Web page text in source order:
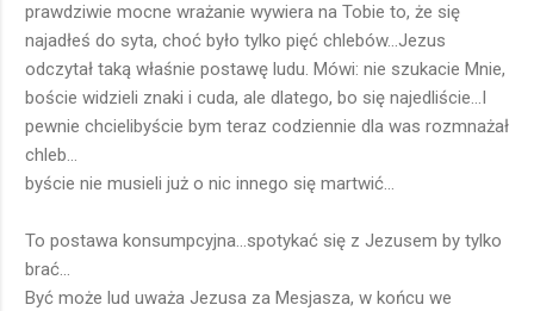
prawdziwie mocne wrażanie wywiera na Tobie to, że się
najadłeś do syta, choć było tylko pięć chlebów...Jezus
odczytał taką właśnie postawę ludu. Mówi: nie szukacie Mnie,
boście widzieli znaki i cuda, ale dlatego, bo się najedliście...I
pewnie chcielibyście bym teraz codziennie dla was rozmnażał
chleb...
byście nie musieli już o nic innego się martwić...
To postawa konsumpcyjna...spotykać się z Jezusem by tylko
brać...
Być może lud uważa Jezusa za Mesjasza, w końcu we